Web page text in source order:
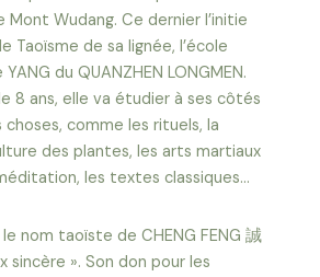
Mont Wudang. Ce dernier l’initie
Taoïsme de sa lignée, l’école
du QUANZHEN LONGMEN.
8 ans, elle va étudier à ses côtés
comme les rituels, la
des plantes, les arts martiaux
les textes classiques…
nom taoïste de CHENG FENG 誠
sincère ». Son don pour les